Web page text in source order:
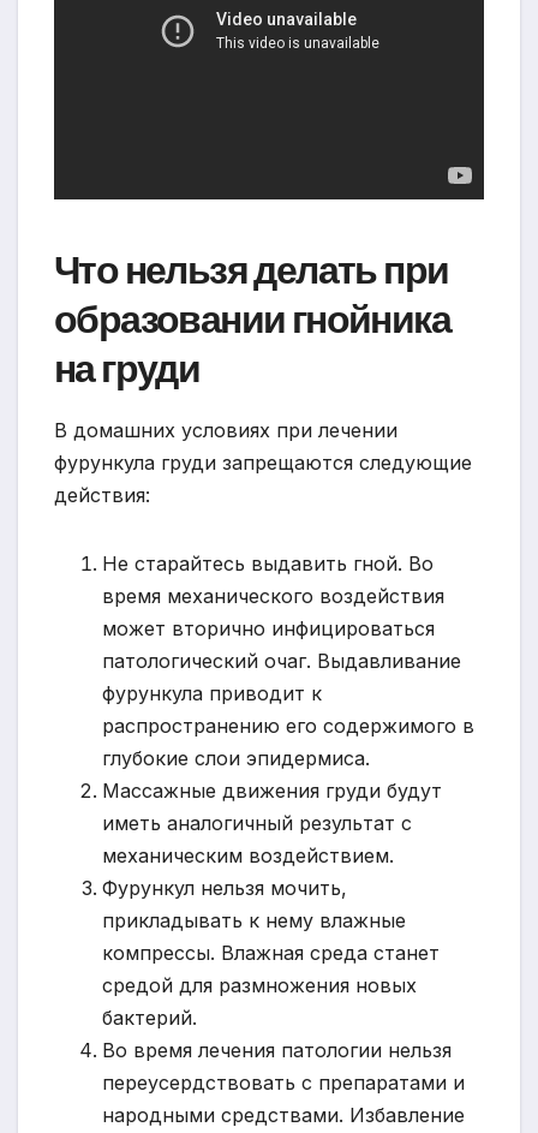
Что нельзя делать при
образовании гнойника
на груди
В домашних условиях при лечении
фурункула груди запрещаются следующие
действия:
Не старайтесь выдавить гной. Во
время механического воздействия
может вторично инфицироваться
патологический очаг. Выдавливание
фурункула приводит к
распространению его содержимого в
глубокие слои эпидермиса.
Массажные движения груди будут
иметь аналогичный результат с
механическим воздействием.
Фурункул нельзя мочить,
прикладывать к нему влажные
компрессы. Влажная среда станет
средой для размножения новых
бактерий.
Во время лечения патологии нельзя
переусердствовать с препаратами и
народными средствами. Избавление